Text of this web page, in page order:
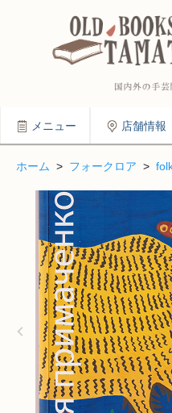
メニュー 店舗情報
ホーム > フォークロア >